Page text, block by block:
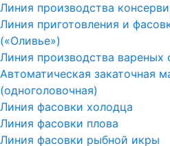
Линия производства
Линия приготовления и
(«Оливье»)
Линия производства вареных
Автоматическая закаточная
(одноголовочная)
Линия фасовки холодца
Линия фасовки плова
Линия фасовки рыбной икры